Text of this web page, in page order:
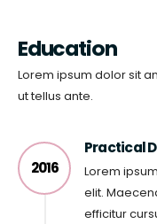
Education
Lorem ipsum dolor sit
ut tellus ante.
2016
Practical
Lorem
elit.
efficitur